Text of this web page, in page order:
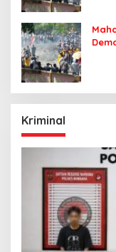
Kriminal